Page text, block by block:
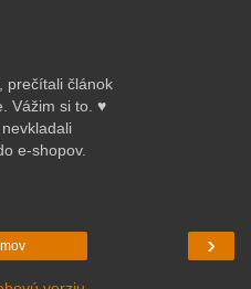
prečítali článok
Vážim si to. ♥
e-shopov.
›